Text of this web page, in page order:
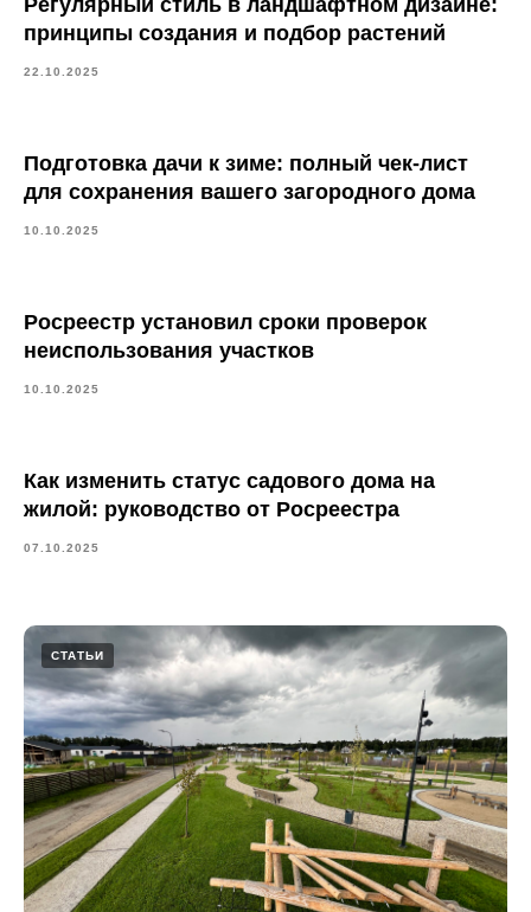
Регулярный стиль в ландшафтном дизайне:
принципы создания и подбор растений
22.10.2025
Подготовка дачи к зиме: полный чек-лист
для сохранения вашего загородного дома
10.10.2025
Росреестр установил сроки проверок
неиспользования участков
10.10.2025
Как изменить статус садового дома на
жилой: руководство от Росреестра
07.10.2025
СТАТЬИ